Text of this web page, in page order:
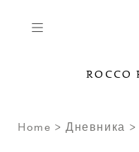
Home Дневника